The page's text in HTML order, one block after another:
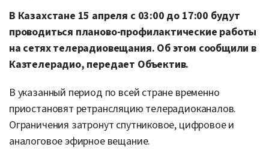
В Казахстане 15 апреля с 03:00 до 17:00 будут
проводиться планово-профилактические работы
на сетях телерадиовещания. Об этом сообщили в
Казтелерадио, передает Объектив.
В указанный период по всей стране временно
приостановят ретрансляцию телерадиоканалов.
Ограничения затронут спутниковое, цифровое и
аналоговое эфирное вещание.